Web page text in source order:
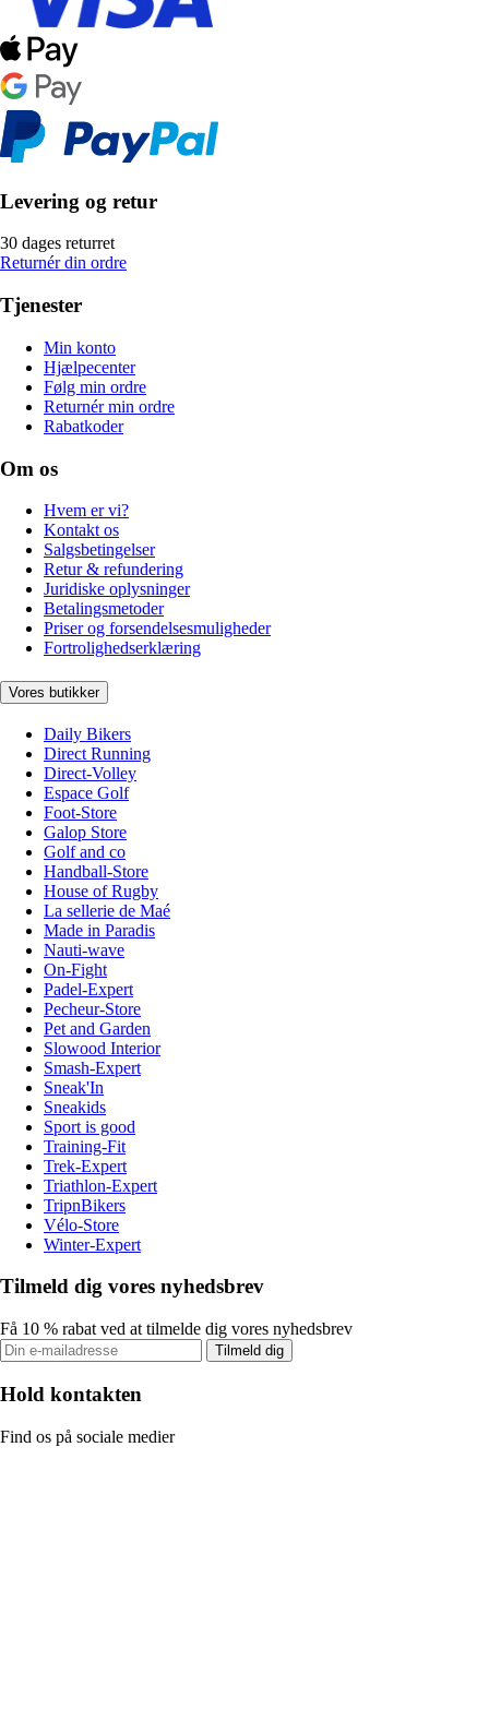
Levering og retur
30 dages returret
Returnér din ordre
Tjenester
Min konto
Hjælpecenter
Følg min ordre
Returnér min ordre
Rabatkoder
Om os
Hvem er vi?
Kontakt os
Salgsbetingelser
Retur & refundering
Juridiske oplysninger
Betalingsmetoder
Priser og forsendelsesmuligheder
Fortrolighedserklæring
Vores butikker
Daily Bikers
Direct Running
Direct-Volley
Espace Golf
Foot-Store
Galop Store
Golf and co
Handball-Store
House of Rugby
La sellerie de Maé
Made in Paradis
Nauti-wave
On-Fight
Padel-Expert
Pecheur-Store
Pet and Garden
Slowood Interior
Smash-Expert
Sneak'In
Sneakids
Sport is good
Training-Fit
Trek-Expert
Triathlon-Expert
TripnBikers
Vélo-Store
Winter-Expert
Tilmeld dig vores nyhedsbrev
Få 10 % rabat ved at tilmelde dig vores nyhedsbrev
Tilmeld dig
Hold kontakten
Find os på sociale medier